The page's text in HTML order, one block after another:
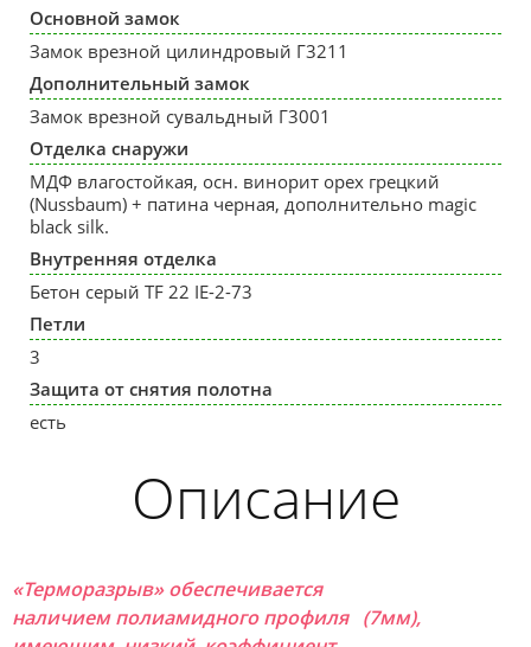
Основной замок
Замок врезной цилиндровый Г3211
Дополнительный замок
Замок врезной сувальдный Г3001
Отделка снаружи
МДФ влагостойкая, осн. винорит орех грецкий
(Nussbaum) + патина черная, дополнительно magic
black silk.
Внутренняя отделка
Бетон серый TF 22 IE-2-73
Петли
3
Защита от снятия полотна
есть
Описание
«Терморазрыв» обеспечивается
наличием полиамидного профиля (7мм),